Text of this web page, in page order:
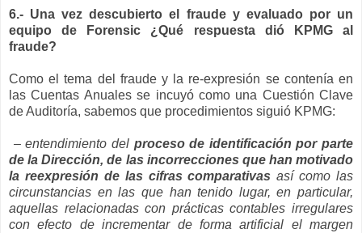
6.- Una vez descubierto el fraude y evaluado por un
equipo de Forensic ¿Qué respuesta dió KPMG al
fraude?
Como el tema del fraude y la re-expresión se contenía en
las Cuentas Anuales se incuyó como una Cuestión Clave
de Auditoría, sabemos que procedimientos siguió KPMG:
– entendimiento del proceso de identificación por parte
de la Dirección, de las incorrecciones que han motivado
la reexpresión de las cifras comparativas así como las
circunstancias en las que han tenido lugar, en particular,
aquellas relacionadas con prácticas contables irregulares
con efecto de incrementar de forma artificial el margen